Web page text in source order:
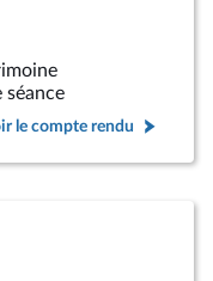
séance
le compte rendu